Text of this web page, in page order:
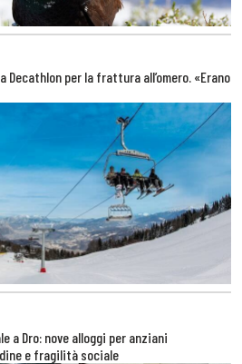
Decathlon per la frattura all’omero. «Erano
a Dro: nove alloggi per anziani
e fragilità sociale